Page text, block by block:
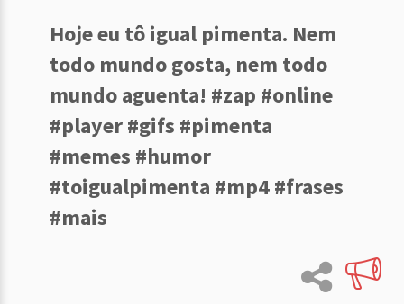
Hoje eu tô igual pimenta. Nem
todo mundo gosta, nem todo
mundo aguenta! #zap #online
#player #gifs #pimenta
#memes #humor
#toigualpimenta #mp4 #frases
#mais